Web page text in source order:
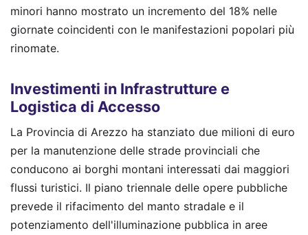
minori hanno mostrato un incremento del 18% nelle
giornate coincidenti con le manifestazioni popolari più
rinomate.
Investimenti in Infrastrutture e
Logistica di Accesso
La Provincia di Arezzo ha stanziato due milioni di euro
per la manutenzione delle strade provinciali che
conducono ai borghi montani interessati dai maggiori
flussi turistici. Il piano triennale delle opere pubbliche
prevede il rifacimento del manto stradale e il
potenziamento dell'illuminazione pubblica in aree